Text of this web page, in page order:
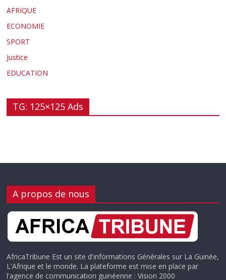
AFRIQUE
ECONOMIE
SPORT
Justice
EDUCATION
TG: 125×125 Ads
A propos de nous
AfricaTribune Est un site d'informations Générales sur La Guinée,
L'Afrique et le monde. La plateforme est mise en place par
l'agence de communication guinéenne : Vision 2000